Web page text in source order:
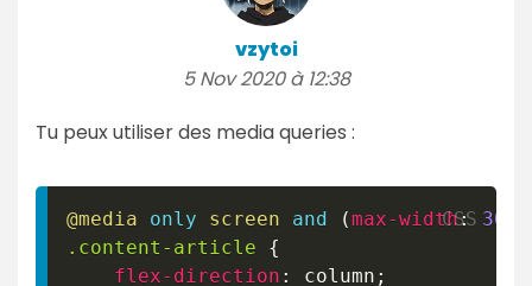
vzytoi
5 Nov 2020 à 12:38
Tu peux utiliser des media queries :
@media only screen and (max-width: 300
.content-article
{
flex-direction : column ;